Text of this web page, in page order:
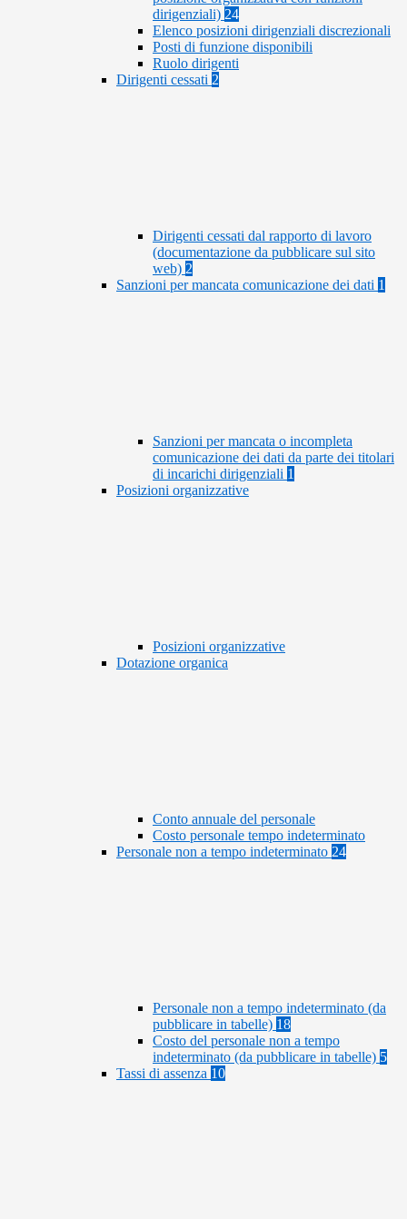
dirigenziali) 24
Elenco posizioni dirigenziali discrezionali
Posti di funzione disponibili
Ruolo dirigenti
Dirigenti cessati 2
Dirigenti cessati dal rapporto di lavoro
(documentazione da pubblicare sul sito
web) 2
Sanzioni per mancata comunicazione dei dati 1
Sanzioni per mancata o incompleta
comunicazione dei dati da parte dei titolari
di incarichi dirigenziali 1
Posizioni organizzative
Posizioni organizzative
Dotazione organica
Conto annuale del personale
Costo personale tempo indeterminato
Personale non a tempo indeterminato 24
Personale non a tempo indeterminato (da
pubblicare in tabelle) 18
Costo del personale non a tempo
indeterminato (da pubblicare in tabelle) 5
Tassi di assenza 10